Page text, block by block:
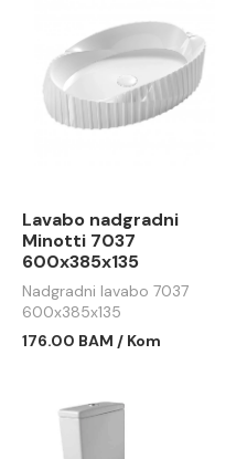
Lavabo nadgradni
Minotti 7037
600x385x135
Nadgradni lavabo 7037
600x385x135
176.00 BAM / Kom